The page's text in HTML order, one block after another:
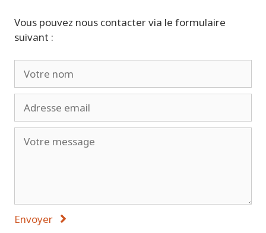
Vous pouvez nous contacter via le formulaire
suivant :
Envoyer